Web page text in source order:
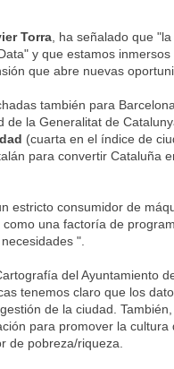
Torra , ha señalado que
y que estamos
que abre nuevas
también para
de la Generalitat de
(cuarta en el índice de
para convertir Cataluña
estricto consumidor de
una factoría de
".
del Ayuntamiento
tenemos claro que los
de la ciudad.
para promover la
de pobreza/riqueza.